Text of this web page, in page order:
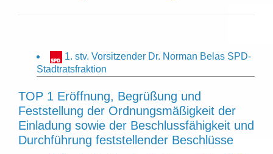
1. stv. Vorsitzender Dr. Norman Belas SPD-
Stadtratsfraktion
TOP 1 Eröffnung, Begrüßung und
Feststellung der Ordnungsmäßigkeit der
Einladung sowie der Beschlussfähigkeit und
Durchführung feststellender Beschlüsse